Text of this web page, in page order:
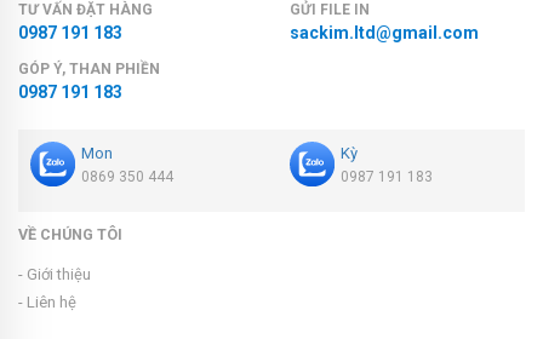
TƯ VẤN ĐẶT HÀNG
0987 191 183
GỬI FILE IN
sackim.ltd@gmail.com
GÓP Ý, THAN PHIỀN
0987 191 183
Mon
0869 350 444
Kỳ
0987 191 183
VỀ CHÚNG TÔI
- Giới thiệu
- Liên hệ